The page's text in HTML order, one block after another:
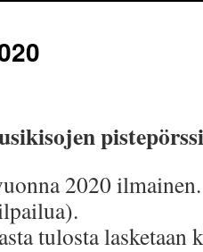
2020
tulosta